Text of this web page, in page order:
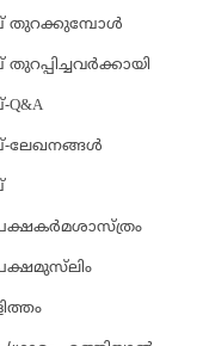
തുറക്കുമ്പോള്‍
ലേഖനങ്ങള്‍